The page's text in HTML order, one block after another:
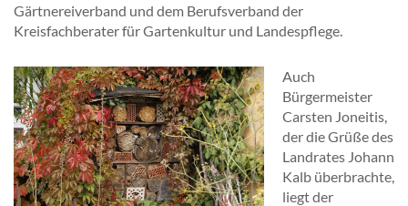
Gärtnereiverband und dem Berufsverband der
Kreisfachberater für Gartenkultur und Landespflege.
Auch
Bürgermeister
Carsten Joneitis,
der die Grüße des
Landrates Johann
Kalb überbrachte,
liegt der